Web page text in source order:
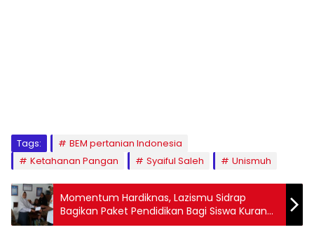
Tags:
BEM pertanian Indonesia
Ketahanan Pangan
Syaiful Saleh Unismuh
Momentum Hardiknas, Lazismu Sidrap
Bagikan Paket Pendidikan Bagi Siswa Kurang
Mampu